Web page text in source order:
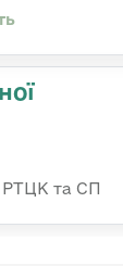
РТЦК та СП